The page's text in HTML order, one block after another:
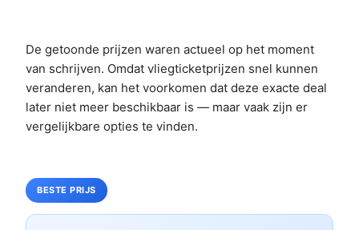
De getoonde prijzen waren actueel op het moment
van schrijven. Omdat vliegticketprijzen snel kunnen
veranderen, kan het voorkomen dat deze exacte deal
later niet meer beschikbaar is — maar vaak zijn er
vergelijkbare opties te vinden.
BESTE PRIJS